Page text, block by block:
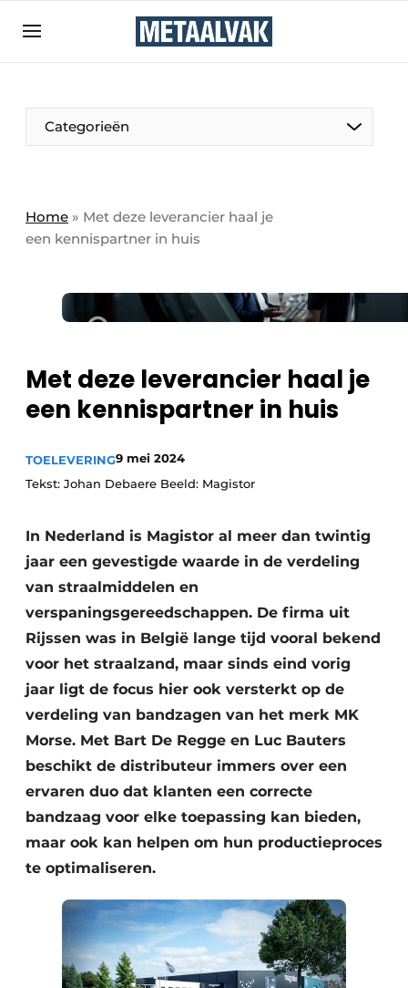
Bedrijven
Contact
Eigen content aanleveren
Evenement aanmelden
Meest gelezen
Podcasts
Privacy / Cookie statement
Vacature aanmelden
Vacatures
Video’s
Categorieën
Home » Met deze leverancier haal je
een kennispartner in huis
Met deze leverancier haal je
een kennispartner in huis
TOELEVERING9 mei 2024
Tekst: Johan Debaere Beeld: Magistor
In Nederland is Magistor al meer dan twintig
jaar een gevestigde waarde in de verdeling
van straalmiddelen en
verspaningsgereedschappen. De firma uit
Rijssen was in België lange tijd vooral bekend
voor het straalzand, maar sinds eind vorig
jaar ligt de focus hier ook versterkt op de
verdeling van bandzagen van het merk MK
Morse. Met Bart De Regge en Luc Bauters
beschikt de distributeur immers over een
ervaren duo dat klanten een correcte
bandzaag voor elke toepassing kan bieden,
maar ook kan helpen om hun productieproces
te optimaliseren.